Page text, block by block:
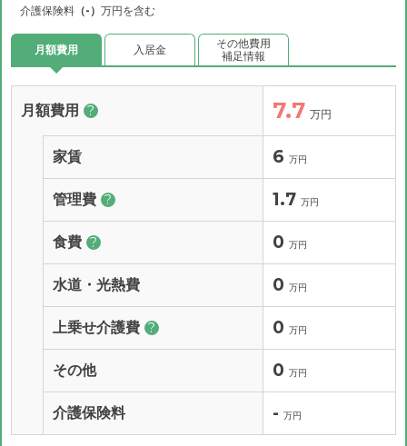
介護保険料 （-） 万円を含む
月額費用 入居金
その他費用
補足情報
月額費用 ? 7.7 万円
家賃 6 万円
管理費 ? 1.7 万円
食費 ? 0 万円
水道・光熱費 0 万円
上乗せ介護費 ? 0 万円
その他 0 万円
介護保険料 - 万円